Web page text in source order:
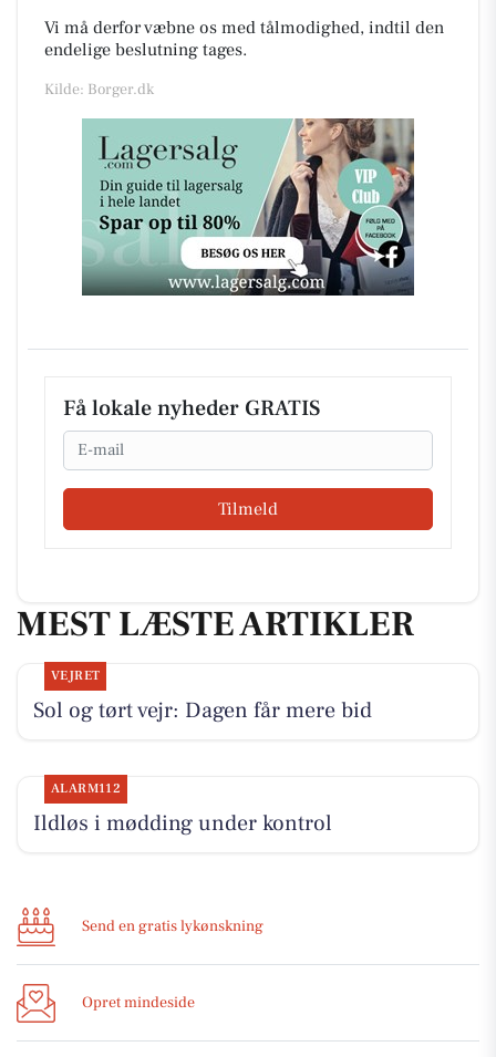
Vi må derfor væbne os med tålmodighed, indtil den
endelige beslutning tages.
Kilde: Borger.dk
Få lokale nyheder GRATIS
Email
Tilmeld
MEST LÆSTE ARTIKLER
VEJRET
Sol og tørt vejr: Dagen får mere bid
ALARM112
Ildløs i mødding under kontrol
Send en gratis lykønskning
Opret mindeside